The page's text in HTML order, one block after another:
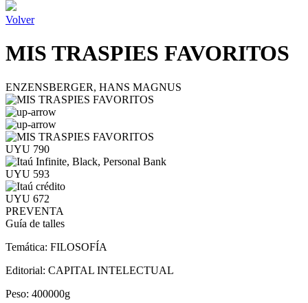
Volver
MIS TRASPIES FAVORITOS
ENZENSBERGER, HANS MAGNUS
UYU 790
UYU 593
UYU 672
PREVENTA
Guía de talles
Temática: FILOSOFÍA
Editorial: CAPITAL INTELECTUAL
Peso: 400000g